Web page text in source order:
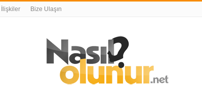
İlişkiler Bize Ulaşın